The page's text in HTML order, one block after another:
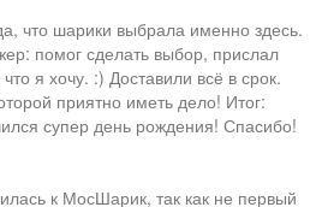
что шарики выбрала именно здесь.
помог сделать выбор, прислал
я хочу. :) Доставили всё в срок.
приятно иметь дело! Итог:
супер день рождения! Спасибо!
к МосШарик, так как не первый